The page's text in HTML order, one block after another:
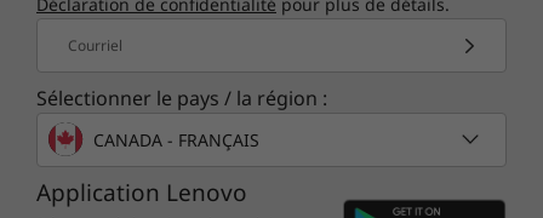
qui fonctionne avec un lecteur d’empreinte
digitale en option pour assurer une connexion
sûre et sécurisée en moins de deux secondes,
c’est trois fois plus rapide que le temps moyen
nécessaire pour saisir un mot de passe. C’est
une chose de moins dont vous devez vous
soucier.
Courriel
Sélectionner le pays / la région :
CANADA - FRANÇAIS
Application Lenovo